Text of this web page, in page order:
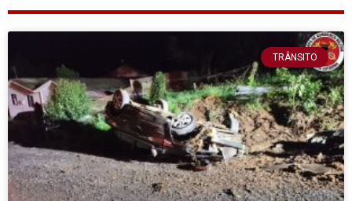
TRÂNSITO